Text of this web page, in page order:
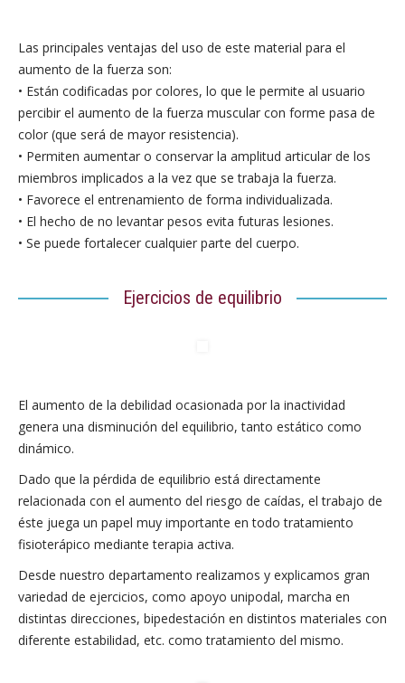
Las principales ventajas del uso de este material para el
aumento de la fuerza son:
• Están codificadas por colores, lo que le permite al usuario
percibir el aumento de la fuerza muscular con forme pasa de
color (que será de mayor resistencia).
• Permiten aumentar o conservar la amplitud articular de los
miembros implicados a la vez que se trabaja la fuerza.
• Favorece el entrenamiento de forma individualizada.
• El hecho de no levantar pesos evita futuras lesiones.
• Se puede fortalecer cualquier parte del cuerpo.
Ejercicios de equilibrio
El aumento de la debilidad ocasionada por la inactividad
genera una disminución del equilibrio, tanto estático como
dinámico.
Dado que la pérdida de equilibrio está directamente
relacionada con el aumento del riesgo de caídas, el trabajo de
éste juega un papel muy importante en todo tratamiento
fisioterápico mediante terapia activa.
Desde nuestro departamento realizamos y explicamos gran
variedad de ejercicios, como apoyo unipodal, marcha en
distintas direcciones, bipedestación en distintos materiales con
diferente estabilidad, etc. como tratamiento del mismo.